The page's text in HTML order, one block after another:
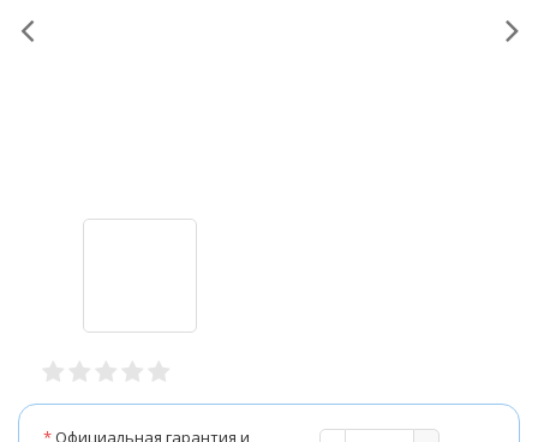
*Официальная гарантия и